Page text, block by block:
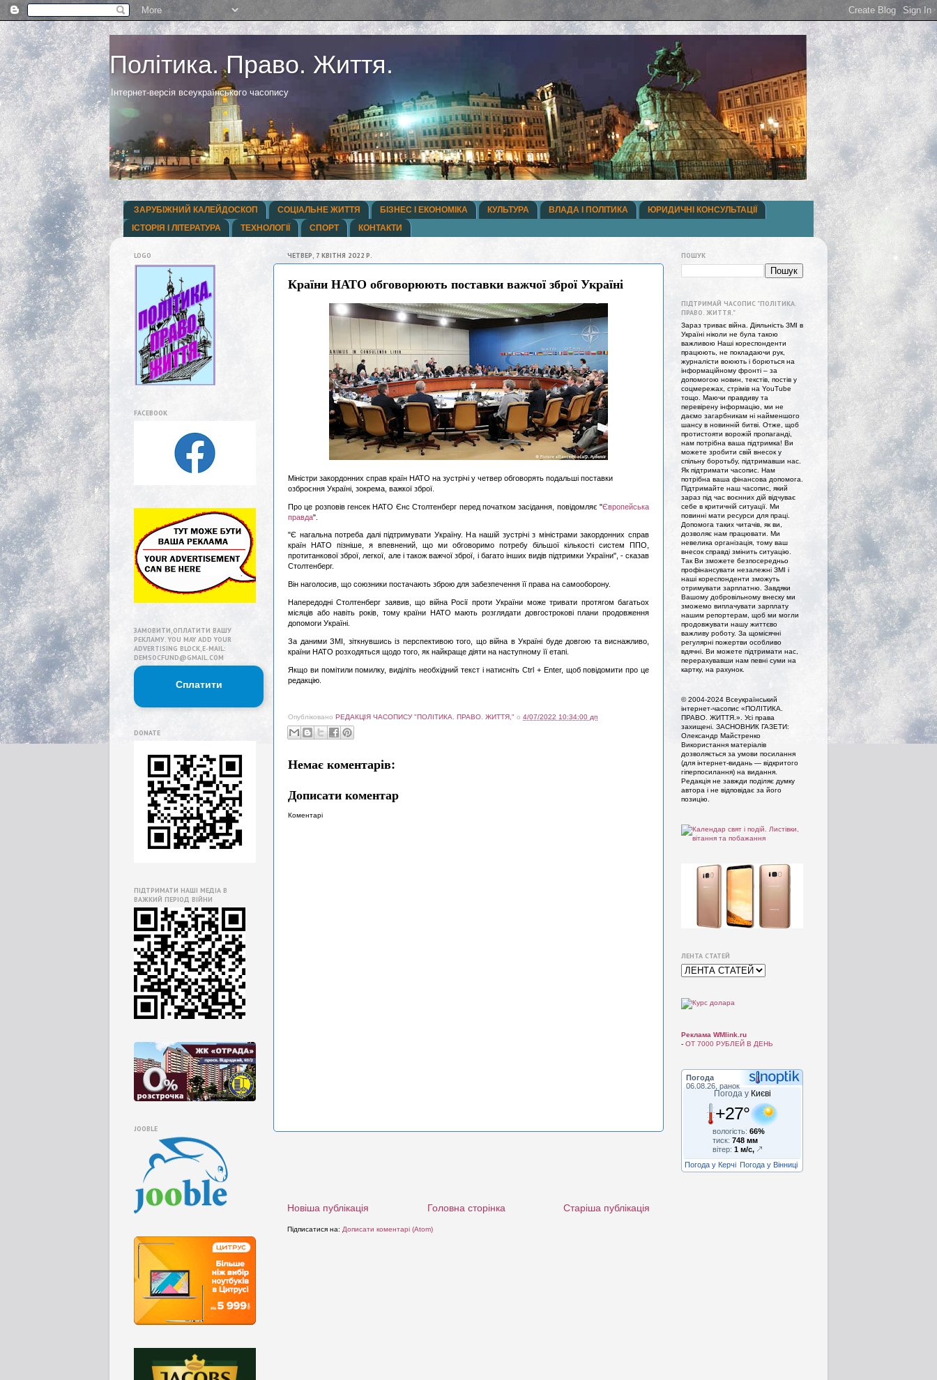
Політика. Право. Життя.
Інтернет-версія всеукраїнського часопису
ЗАРУБІЖНИЙ КАЛЕЙДОСКОП СОЦІАЛЬНЕ ЖИТТЯ БІЗНЕС І ЕКОНОМІКА КУЛЬТУРА ВЛАДА І ПОЛІТИКА
ЮРИДИЧНІ КОНСУЛЬТАЦІЇ
ІСТОРІЯ І ЛІТЕРАТУРА
ТЕХНОЛОГІЇ СПОРТ КОНТАКТИ
ЧЕТВЕР, 7 КВІТНЯ 2022 Р.
Країни НАТО обговорюють поставки важчої зброї Україні
Міністри закордонних справ країн НАТО на зустрічі у четвер обговорять подальші поставки
озброєння Україні, зокрема, важкої зброї.
Про це розповів генсек НАТО Єнс Столтенберг перед початком засідання, повідомляє "Європейська
правда".
"Є нагальна потреба далі підтримувати Україну. На нашій зустрічі з міністрами закордонних справ
країн НАТО пізніше, я впевнений, що ми обговоримо потребу більшої кількості систем ППО,
протитанкової зброї, легкої, але і також важчої зброї, і багато інших видів підтримки України", - сказав
Столтенберг.
Він наголосив, що союзники постачають зброю для забезпечення її права на самооборону.
Напередодні Столтенберг заявив, що війна Росії проти України може тривати протягом багатьох
місяців або навіть років, тому країни НАТО мають розглядати довгострокові плани продовження
допомоги Україні.
За даними ЗМІ, зіткнувшись із перспективою того, що війна в Україні буде довгою та виснажливо,
країни НАТО розходяться щодо того, як найкраще діяти на наступному її етапі.
Якщо ви помітили помилку, виділіть необхідний текст і натисніть Ctrl + Enter, щоб повідомити про це
редакцію.
Опубліковано РЕДАКЦІЯ ЧАСОПИСУ "ПОЛІТИКА. ПРАВО. ЖИТТЯ," о 4/07/2022 10:34:00 дп
Немає коментарів:
Дописати коментар
Коментарі
Новіша публікація Старіша публікація
Головна сторінка
Підписатися на: Дописати коментарі (Atom)
LOGO
FACEBOOK
ЗАМОВИТИ,ОПЛАТИТИ ВАШУ
РЕКЛАМУ. YOU MAY ADD YOUR
ADVERTISING BLOCK,E-MAIL:
DEMSOCFUND@GMAIL.COM
Сплатити
DONATE
ПІДТРИМАТИ НАШІ МЕДІА В
ВАЖКИЙ ПЕРІОД ВІЙНИ
JOOBLE
ПОШУК
ПІДТРИМАЙ ЧАСОПИС "ПОЛІТИКА.
ПРАВО. ЖИТТЯ."
Зараз триває війна. Діяльність ЗМІ в
Україні ніколи не була такою
важливою Наші кореспонденти
працюють, не покладаючи рук,
журналісти воюють і борються на
інформаційному фронті – за
допомогою новин, текстів, постів у
соцмережах, стрімів на YouTube
тощо. Маючи правдиву та
перевірену інформацію, ми не
даємо загарбникам ні найменшого
шансу в новинній битві. Отже, щоб
протистояти ворожій пропаганді,
нам потрібна ваша підтримка! Ви
можете зробити свій внесок у
спільну боротьбу, підтримавши нас.
Як підтримати часопис. Нам
потрібна ваша фінансова допомога.
Підтримайте наш часопис, який
зараз під час воєнних дій відчуває
себе в критичній ситуації. Ми
повинні мати ресурси для праці.
Допомога таких читачів, як ви,
дозволяє нам працювати. Ми
невелика організація, тому ваш
внесок справді змінить ситуацію.
Так Ви зможете безпосередньо
профінансувати незалежні ЗМІ і
наші кореспонденти зможуть
отримувати зарплатню. Завдяки
Вашому добровільному внеску ми
зможемо виплачувати зарплату
нашим репортерам, щоб ми могли
продовжувати нашу життєво
важливу роботу. За щомісячні
регулярні пожертви особливо
вдячні. Ви можете підтримати нас,
перерахувавши нам певні суми на
картку, на рахунок.
© 2004-2024 Всеукраїнський
інтернет-часопис «ПОЛІТИКА.
ПРАВО. ЖИТТЯ.». Усi права
захищенi. ЗАСНОВНИК ГАЗЕТИ:
Олександр Майстренко
Використання матеріалів
дозволяється за умови посилання
(для інтернет-видань — відкритого
гіперпосилання) на видання.
Редакція не завжди поділяє думку
автора і не відповідає за його
позицію.
ЛЕНТА СТАТЕЙ
Реклама WMlink.ru
- ОТ 7000 РУБЛЕЙ В ДЕНЬ
Погода
06.08.26, ранок
Погода у Києві
+27°
вологість: 66%
тиск: 748 мм
вітер: 1 м/с,
Погода у Керчі Погода у Вінниці